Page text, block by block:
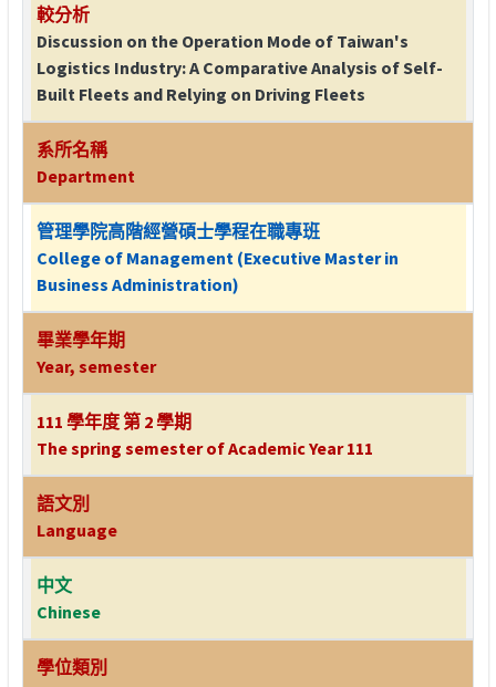
較分析
Discussion on the Operation Mode of Taiwan's
Logistics Industry: A Comparative Analysis of Self-
Built Fleets and Relying on Driving Fleets
系所名稱
Department
管理學院高階經營碩士學程在職專班
College of Management (Executive Master in
Business Administration)
畢業學年期
Year, semester
111 學年度 第 2 學期
The spring semester of Academic Year 111
語文別
Language
中文
Chinese
學位類別